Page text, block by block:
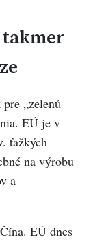
„zelenú
EÚ je v
ťažkých
na výrobu
a
EÚ dnes